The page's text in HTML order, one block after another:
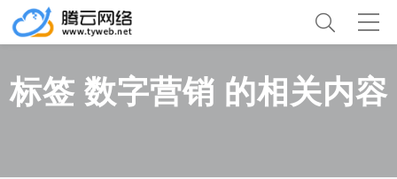
标签 数字营销 的相关内容